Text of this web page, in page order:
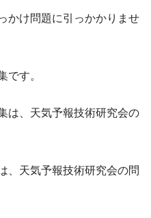
かけ問題に引っかかりませ
です。
は、天気予報技術研究会の
、天気予報技術研究会の問